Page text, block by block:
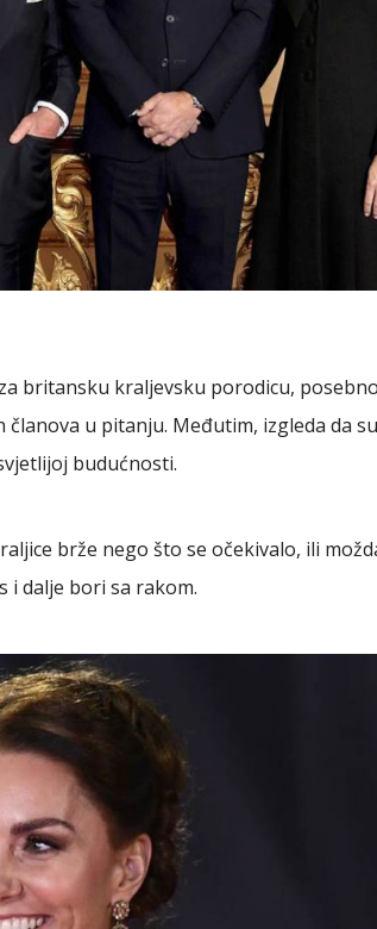
britansku kraljevsku porodicu,
u pitanju. Međutim, izgleda da
budućnosti.
brže nego što se očekivalo, ili
i dalje bori sa rakom.